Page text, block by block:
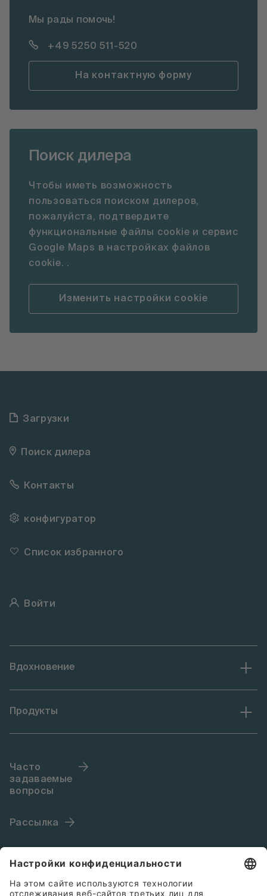
Мы рады помочь!
+49 5250 511-520
На контактную форму
Поиск дилера
Чтобы иметь возможность
пользоваться поиском дилеров,
пожалуйста, подтвердите
функциональные файлы cookie и сервис
Google Maps в настройках файлов
cookie. .
Изменить настройки cookie
Загрузки
Поиск дилера
Контакты
конфигуратор
Список избранного
Войти
Вдохновение
Продукты
Часто
задаваемые
вопросы
Рассылка